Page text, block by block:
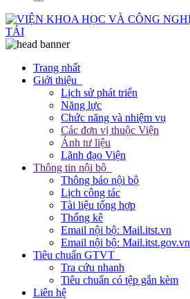
Trang nhất
Giới thiệu
Lịch sử phát triển
Năng lực
Chức năng và nhiệm vụ
Các đơn vị thuộc Viện
Ảnh tư liệu
Lãnh đạo Viện
Thông tin nội bộ
Thông báo nội bộ
Lịch công tác
Tài liệu tổng hợp
Thống kê
Email nội bộ: Mail.itst.vn
Email nội bộ: Mail.itst.gov.vn
Tiêu chuẩn GTVT
Tra cứu nhanh
Tiêu chuẩn có tệp gắn kèm
Liên hệ